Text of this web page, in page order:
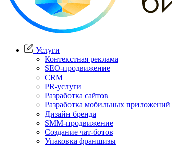
Услуги
Контекстная реклама
SEO-продвижение
CRM
PR-услуги
Разработка сайтов
Разработка мобильных приложений
Дизайн бренда
SMM-продвижение
Создание чат-ботов
Упаковка франшизы